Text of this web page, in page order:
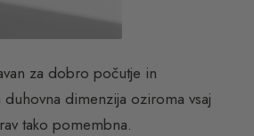
za dobro počutje in
duhovna dimenzija oziroma vsaj
tako pomembna.